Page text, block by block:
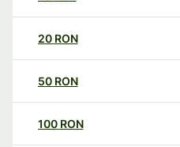
20 RON
50 RON
100 RON